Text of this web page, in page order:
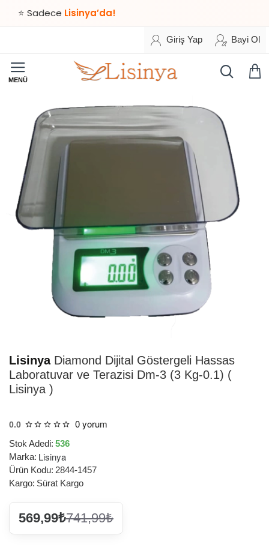
⭐ SadeceLisinya’da!
Giriş Yap Bayi Ol
LisinyaDiamond Dijital Göstergeli Hassas
Laboratuvar ve Terazisi Dm-3 (3 Kg-0.1) (
Lisinya )
0.0 0 yorum
Stok Adedi: 536
Marka: Lisinya
Ürün Kodu: 2844-1457
Kargo: Sürat Kargo
569,99₺741,99₺